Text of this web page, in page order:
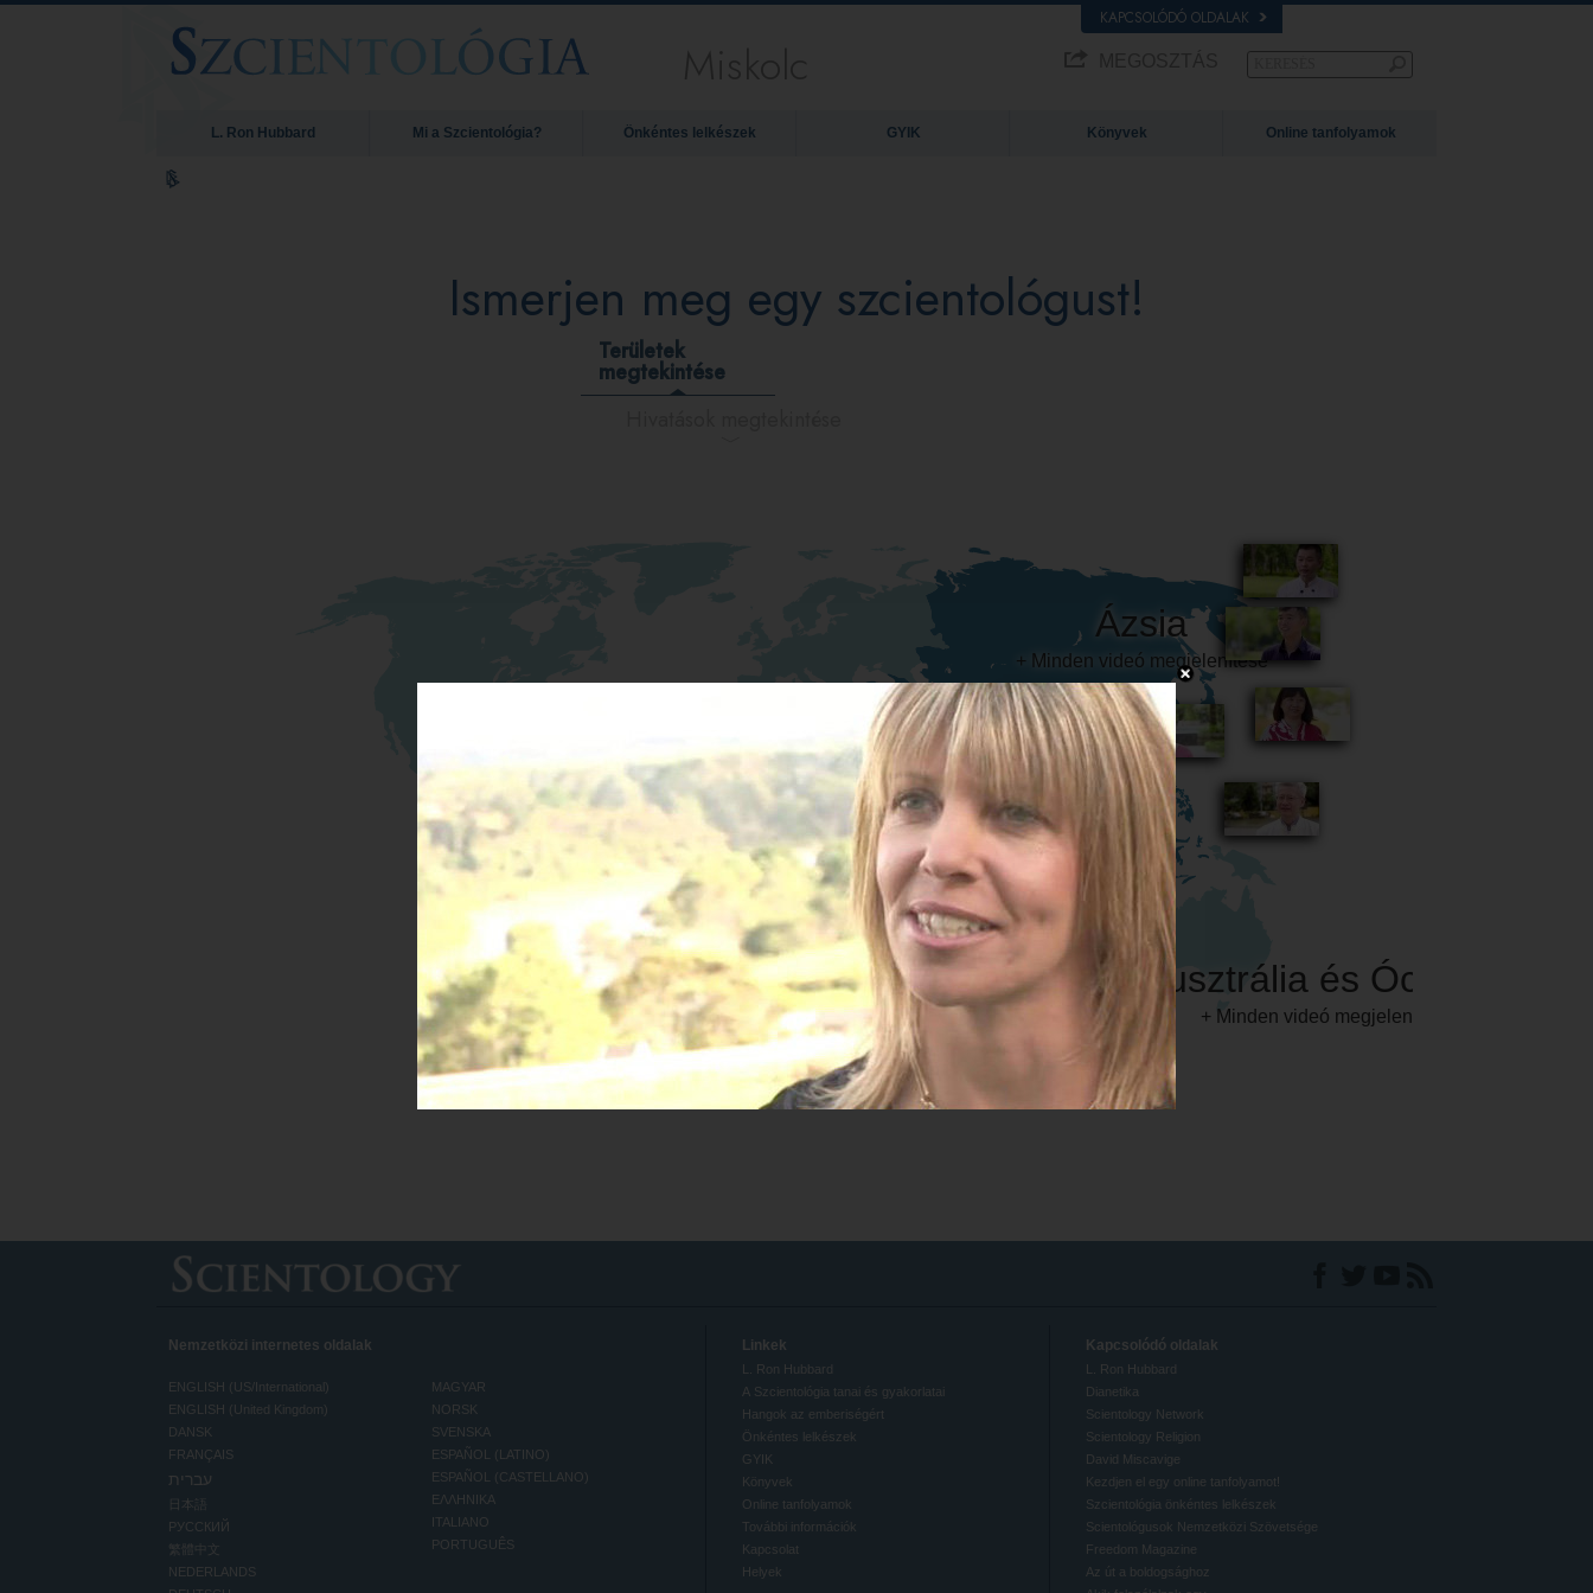
KAPCSOLÓDÓ OLDALAK
L. Ron Hubbard Mi a Szcientológia? Önkéntes lelkészek GYIK Könyvek Online tanfolyamok
Ismerjen meg egy szcientológust!
Területek
megtekintése
Ausztrália és Óceánia
+ Minden videó megjelenítése
Nemzetközi internetes oldalak
ENGLISH (US/International)
ENGLISH (United Kingdom)
DANSK
FRANÇAIS
עברית
日本語
РУССКИЙ
繁體中文
NEDERLANDS
MAGYAR
NORSK
SVENSKA
ESPAÑOL (LATINO)
ESPAÑOL (CASTELLANO)
ΕΛΛΗΝΙΚA
ITALIANO
PORTUGUÊS
Linkek
L. Ron Hubbard
A Szcientológia tanai és gyakorlatai
Hangok az emberiségért
Önkéntes lelkészek
GYIK
Könyvek
Online tanfolyamok
További információk
Kapcsolat
Helyek
Kapcsolódó oldalak
L. Ron Hubbard
Dianetika
Scientology Network
Scientology Religion
David Miscavige
Kezdjen el egy online tanfolyamot!
Szcientológia önkéntes lelkészek
Scientológusok Nemzetközi Szövetsége
Freedom Magazine
Az út a boldogsághoz